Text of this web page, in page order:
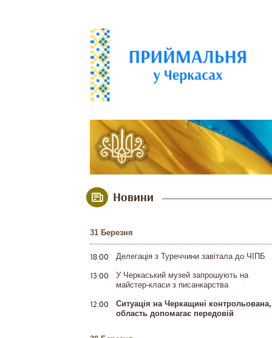
Новини
31 Березня
18:00 Делегація з Туреччини завітала до ЧІПБ
13:00
У Черкаський музей запрошують на
майстер-класи з писанкарства
12:00
Ситуація на Черкащині контрольована,
область допомагає передовій